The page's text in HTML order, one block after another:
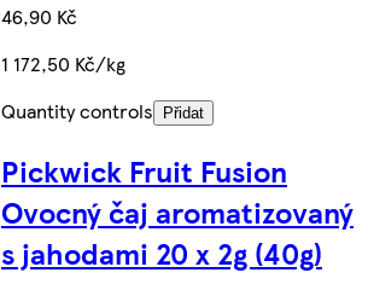
46,90 Kč
1 172,50 Kč/kg
Quantity controls
Přidat
Pickwick Fruit Fusion
Ovocný čaj aromatizovaný
s jahodami 20 x 2g (40g)